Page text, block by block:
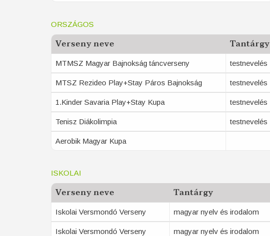
ORSZÁGOS
Verseny neve Tantárgy
MTMSZ Magyar Bajnokság táncverseny testnevelés
MTSZ Rezideo Play+Stay Páros Bajnokság testnevelés
1.Kinder Savaria Play+Stay Kupa testnevelés
Tenisz Diákolimpia testnevelés
Aerobik Magyar Kupa
ISKOLAI
Verseny neve Tantárgy
Iskolai Versmondó Verseny magyar nyelv és irodalom
Iskolai Versmondó Verseny magyar nyelv és irodalom